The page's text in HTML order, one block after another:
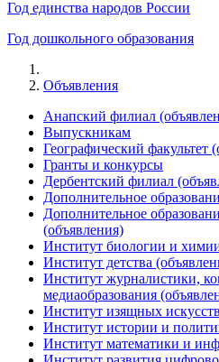
Год единства народов России
Год дошкольного образования
Объявления
Анапский филиал
Выпускникам
Географический факультет
Гранты и конкурсы
Дербентский филиал
Дополнительное
Дополнительное
(объявления)
Институт биологии и
Институт детства
Институт журналистики,
медиаобразования
Институт изящных
Институт истории и
Институт математики и